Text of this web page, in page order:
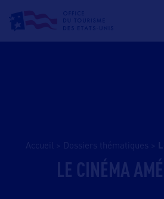
Accueil Dossiers thématiques
LE CINÉMA